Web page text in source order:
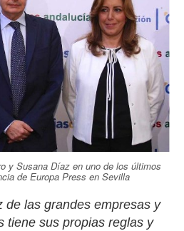
y Susana Díaz en uno de los últimos
de Europa Press en Sevilla
de las grandes empresas y
tiene sus propias reglas y